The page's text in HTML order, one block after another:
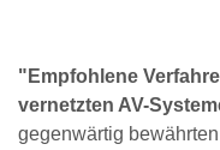
"Empfohlene
vernetzten AV-
gegenwärtig